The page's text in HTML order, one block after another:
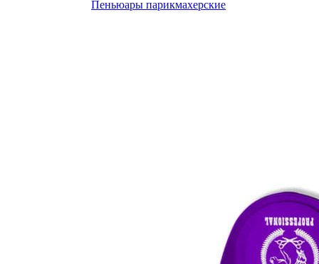
Пеньюары парикмахерские